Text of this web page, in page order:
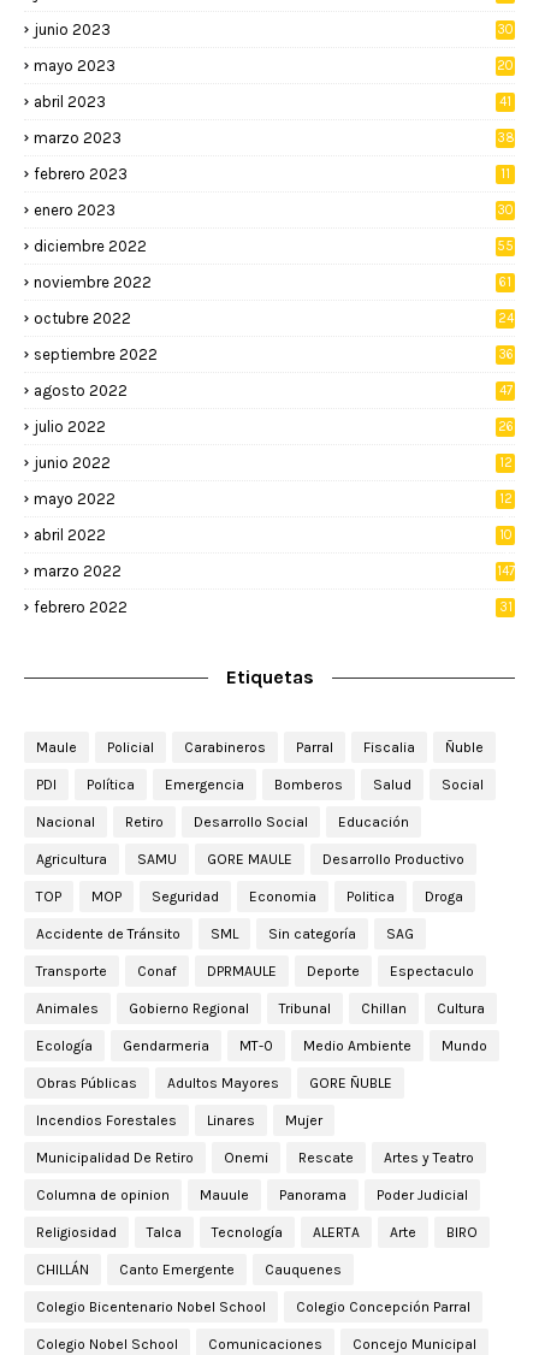
junio 2023 30
mayo 2023 20
abril 2023 41
marzo 2023 38
febrero 2023 11
enero 2023 30
diciembre 2022 55
noviembre 2022 61
octubre 2022 24
septiembre 2022 36
agosto 2022 47
julio 2022 26
junio 2022
12
mayo 2022
12
abril 2022
10
marzo 2022 147
febrero 2022 31
Etiquetas
Maule Policial Carabineros Parral Fiscalia Ñuble
PDI Política Emergencia Bomberos Salud Social
Nacional Retiro Desarrollo Social Educación
Agricultura SAMU GORE MAULE Desarrollo Productivo
TOP MOP Seguridad Economia Politica Droga
Accidente de Tránsito SML Sin categoría SAG
Transporte Conaf DPRMAULE Deporte Espectaculo
Animales Gobierno Regional Tribunal Chillan Cultura
Ecología Gendarmeria MT-0 Medio Ambiente Mundo
Obras Públicas Adultos Mayores GORE ÑUBLE
Incendios Forestales Linares Mujer
Municipalidad De Retiro Onemi Rescate Artes y Teatro
Columna de opinion Mauule Panorama Poder Judicial
Religiosidad Talca Tecnología ALERTA Arte BIRO
CHILLÁN Canto Emergente Cauquenes
Colegio Bicentenario Nobel School Colegio Concepción Parral
Colegio Nobel School Comunicaciones Concejo Municipal